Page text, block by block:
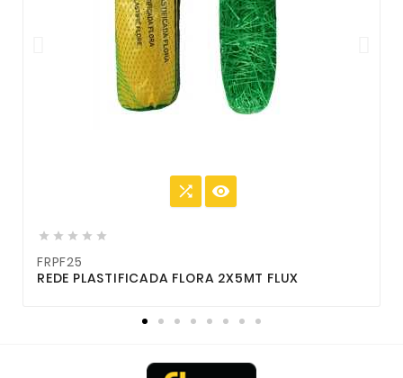
 
    
FRPF25
REDE PLASTIFICADA FLORA 2X5MT FLUX